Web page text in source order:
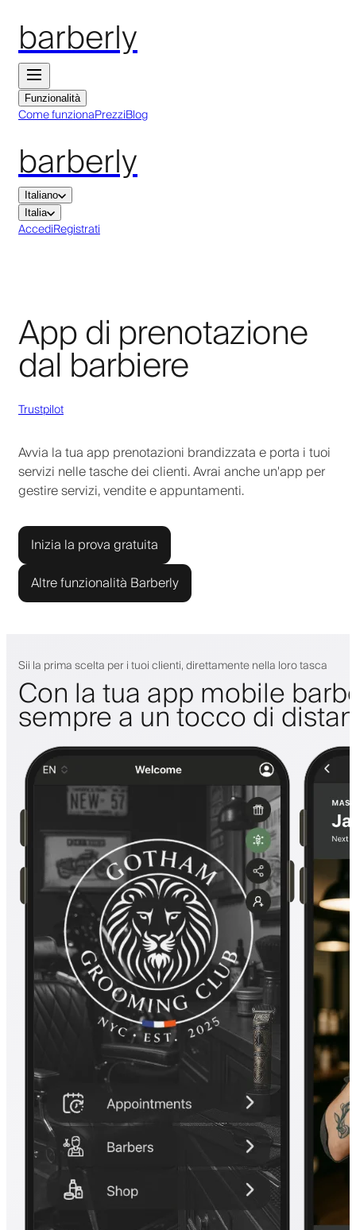
barberly
Funzionalità
Come funzionaPrezziBlog
barberly
Italiano
Italia
AccediRegistrati
App di prenotazione
dal barbiere
Trustpilot
Avvia la tua app prenotazioni brandizzata e porta i tuoi
servizi nelle tasche dei clienti. Avrai anche un'app per
gestire servizi, vendite e appuntamenti.
Inizia la prova gratuita
Altre funzionalità Barberly
Sii la prima scelta per i tuoi clienti, direttamente nella loro tasca
Con la tua app mobile
sempre a un tocco di